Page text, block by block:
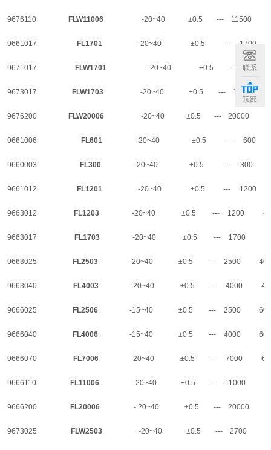
9676110 FLW11006 -20~40 ±0.5 --- 11500
9661017 FL1701 -20~40 ±0.5 --- 1700
9671017 FLW1701 -20~40 ±0.5 --- 1700
9673017 FLW1703 -20~40 ±0.5 --- 1700
9676200 FLW20006 -20~40 ±0.5 --- 20000
9661006 FL601 -20~40 ±0.5 --- 600
9660003 FL300 -20~40 ±0.5 --- 300
9661012 FL1201 -20~40 ±0.5 --- 1200
9663012 FL1203 -20~40 ±0.5 --- 1200
9663017 FL1703 -20~40 ±0.5 --- 1700
9663025 FL2503 -20~40 ±0.5 --- 2500 40
9663040 FL4003 -20~40 ±0.5 --- 4000
9666025 FL2506 -15~40 ±0.5 --- 2500 60
9666040 FL4006 -15~40 ±0.5 --- 4000 60
9666070 FL7006 -20~40 ±0.5 --- 7000 60
9666110 FL11006 -20~40 ±0.5 --- 11000
9666200 FL20006 - 20~40 ±0.5 --- 20000
9673025 FLW2503 -20~40 ±0.5 --- 2700
联系
顶部